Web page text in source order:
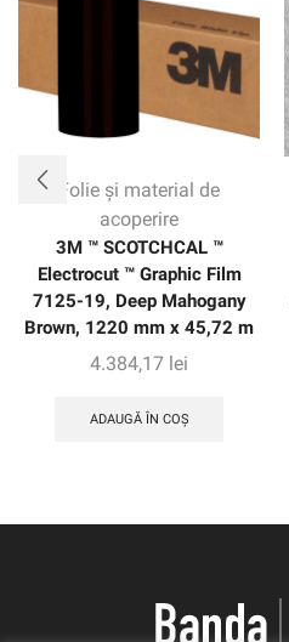
Folie și material de
acoperire
3M ™ SCOTCHCAL ™
Electrocut ™ Graphic Film
7125-19, Deep Mahogany
Brown, 1220 mm x 45,72 m
4.384,17 lei
ADAUGĂ ÎN COȘ